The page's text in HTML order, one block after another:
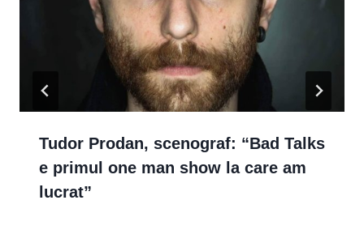
Tudor Prodan, scenograf: “Bad Talks
e primul one man show la care am
lucrat”